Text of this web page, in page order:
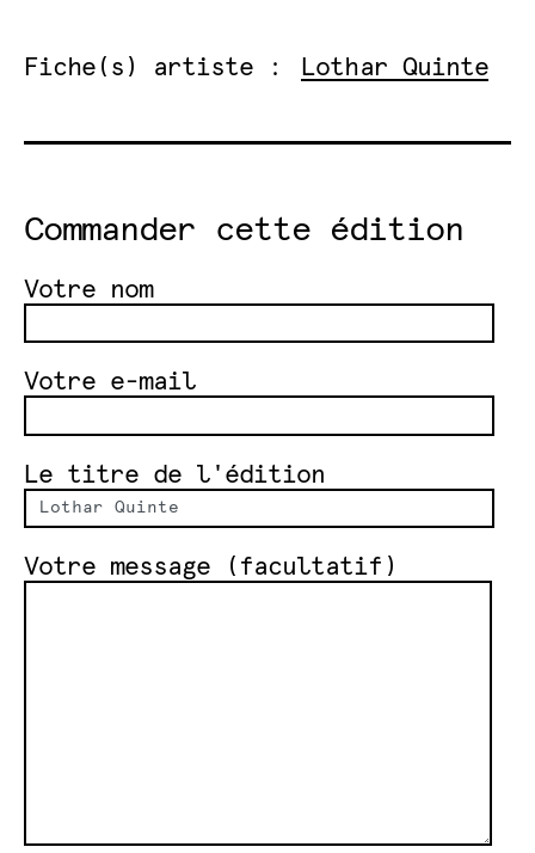
Fiche(s) artiste : Lothar Quinte
Commander cette édition
Votre nom
Votre e-mail
Le titre de l'édition
Votre message (facultatif)